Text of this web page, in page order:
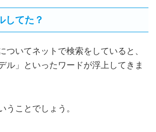
してた？
ついてネットで検索をしていると、
ル」といったワードが浮上してきま
うことでしょう。